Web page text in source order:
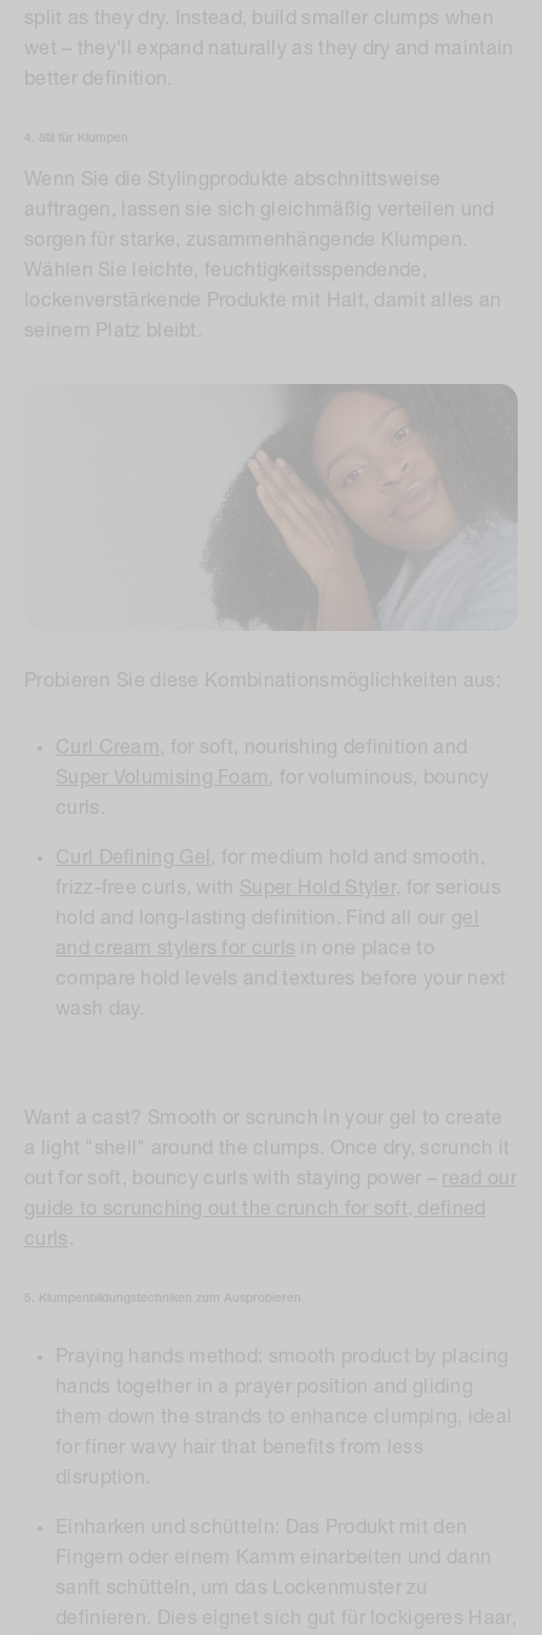
split as they dry. Instead, build smaller clumps when
wet – they'll expand naturally as they dry and maintain
better definition.
4. Stil für Klumpen
Wenn Sie die Stylingprodukte abschnittsweise
auftragen, lassen sie sich gleichmäßig verteilen und
sorgen für starke, zusammenhängende Klumpen.
Wählen Sie leichte, feuchtigkeitsspendende,
lockenverstärkende Produkte mit Halt, damit alles an
seinem Platz bleibt.
Probieren Sie diese Kombinationsmöglichkeiten aus:
Curl Cream , for soft, nourishing definition and
Super Volumising Foam , for voluminous, bouncy
curls.
Curl Defining Gel , for medium hold and smooth,
frizz-free curls, with Super Hold Styler, for serious
hold and long-lasting definition. Find all our gel
and cream stylers for curls in one place to
compare hold levels and textures before your next
wash day.
Want a cast? Smooth or scrunch in your gel to create
a light "shell" around the clumps. Once dry, scrunch it
out for soft, bouncy curls with staying power – read our
guide to scrunching out the crunch for soft, defined
curls .
5. Klumpenbildungstechniken zum Ausprobieren
Praying hands method: smooth product by placing
hands together in a prayer position and gliding
them down the strands to enhance clumping, ideal
for finer wavy hair that benefits from less
disruption.
Einharken und schütteln: Das Produkt mit den
Fingern oder einem Kamm einarbeiten und dann
sanft schütteln, um das Lockenmuster zu
definieren. Dies eignet sich gut für lockigeres Haar,